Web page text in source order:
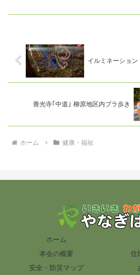
の毛布、布、箱
付によるもので
イルミネーション
善光寺｢中道｣ 柳原地区内ブラ歩き
ホーム 健康・福祉
ホーム
本会の概要
住
安全・防災マップ